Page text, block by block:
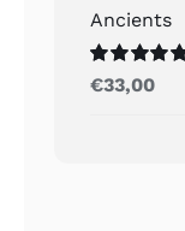
Ancients
Gewaardeerd
uit 5
€33,00